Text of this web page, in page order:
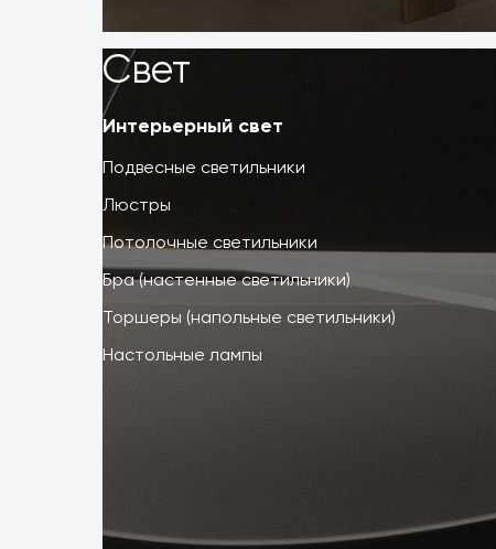
Свет
Свет
Интерьерный свет
Подвесные светильники
Люстры
Потолочные светильники
Бра (настенные светильники)
Торшеры (напольные светильники)
Настольные лампы